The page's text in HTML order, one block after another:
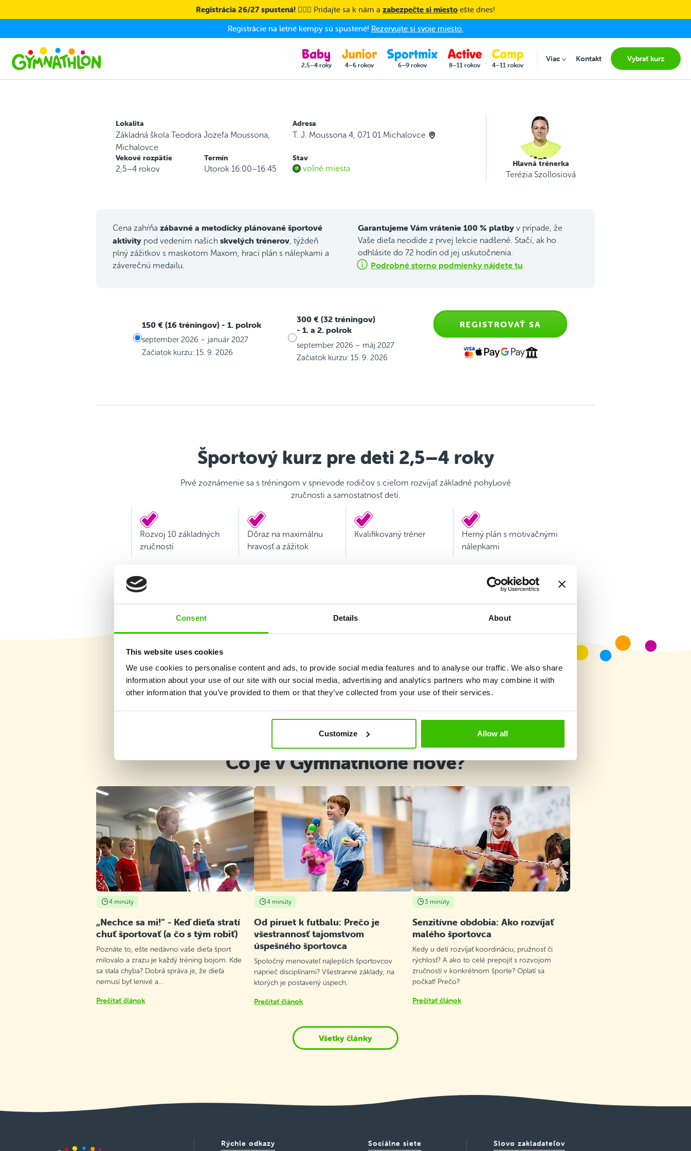
Consent Details About
This website uses cookies
We use cookies to personalise content and ads, to provide social media features and to analyse our traffic. We also share
information about your use of our site with our social media, advertising and analytics partners who may combine it with
other information that you’ve provided to them or that they’ve collected from your use of their services.
Customize Allow all
Registrácia 26/27 spustená! 🤸🏼‍♀️ Pridajte sa k nám a zabezpečte si miesto ešte dnes!
Registrácie na letné kempy sú spustené! Rezervujte si svoje miesto.
2,5–4 roky 4–6 rokov 6–9 rokov 8–11 rokov 4–11 rokov
ViacSubmenu for "Viac"
Kontakt Vybrať kurz
Lokalita
Základná škola Teodora Jozefa Moussona,
Michalovce
Adresa
T. J. Moussona 4, 071 01 Michalovce
Vekové rozpätie
2,5–4 rokov
Termín
Utorok 16:00–16:45
Stav
voľné miesta Hlavná trénerka
Terézia Szollosiová
Cena zahŕňa zábavné a metodicky plánované športové
aktivity pod vedením našich skvelých trénerov , týždeň
plný zážitkov s maskotom Maxom, hrací plán s nálepkami a
záverečnú medailu.
Garantujeme Vám vrátenie 100 % platby v prípade, že
Vaše dieťa neodíde z prvej lekcie nadšené. Stačí, ak ho
odhlásite do 72 hodín od jej uskutočnenia.
Podrobné storno podmienky nájdete tu.
150 € (16 tréningov) - 1. polrok
september 2026 – január 2027
Začiatok kurzu: 15. 9. 2026
300 € (32 tréningov)
- 1. a 2. polrok
september 2026 – máj 2027
Začiatok kurzu: 15. 9. 2026
REGISTROVAŤ SA
Športový kurz pre deti 2,5–4 roky
Prvé zoznámenie sa s tréningom v sprievode rodičov s cieľom rozvíjať základné pohybové
zručnosti a samostatnosť detí.
Rozvoj 10 základných
zručností
Dôraz na maximálnu
hravosť a zážitok
Kvalifikovaný tréner
Herný plán s motivačnými
nálepkami
Vybrať kurz
Čo je v Gymnathlone nové?
4 minúty
„Nechce sa mi!“ - Keď dieťa stratí
chuť športovať (a čo s tým robiť)
Poznáte to, ešte nedávno vaše dieťa šport
milovalo a zrazu je každý tréning bojom. Kde
sa stala chyba? Dobrá správa je, že dieťa
nemusí byť lenivé a…
Prečítať článok
4 minúty
Od piruet k futbalu: Prečo je
všestrannosť tajomstvom
úspešného športovca
Spoločný menovateľ najlepších športovcov
naprieč disciplínami? Všestranné základy, na
ktorých je postavený úspech.
Prečítať článok
3 minúty
Senzitívne obdobia: Ako rozvíjať
malého športovca
Kedy u detí rozvíjať koordináciu, pružnosť či
rýchlosť? A ako to celé prepojiť s rozvojom
zručností v konkrétnom športe? Oplatí sa
počkať! Prečo?
Prečítať článok
Všetky články
Rýchle odkazy Sociálne siete Slovo zakladateľov